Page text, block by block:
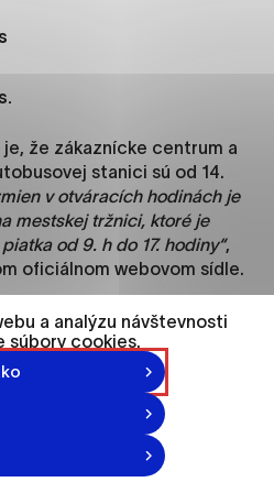
že zákaznícke centrum a
stanici sú od 14.
v otváracích hodinách je
mestskej tržnici, ktoré je
od 9. h do 17. hodiny“,
oficiálnom webovom sídle.
zmeny sú aj v otváracích
si v nich môžete dobiť v
od 8.00 h do 19. h., v
v Lipe od 6.h. do 13. h., v OC
na Mostnej ulici je
a analýzu návštevnosti
súbory cookies.
webovej stránky. Bez
prevádzkovateľovi
stránok stránku
optimalizovať a
Všetky dáta sa
je možné ich spojiť s